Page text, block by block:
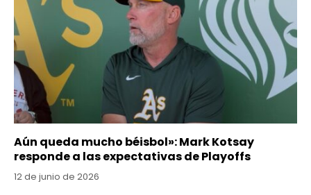
Aún queda mucho béisbol»: Mark Kotsay
responde a las expectativas de Playoffs
12 de junio de 2026